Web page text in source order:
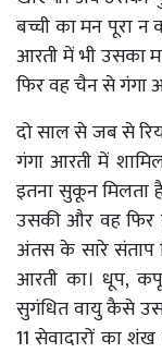
बच्ची का मन पूरा
आरती में भी उसका
फिर वह चैन से गंगा
दो साल से जब से
गंगा आरती में
इतना सुकून मिलता
उसकी और वह फिर
अंतस के सारे संताप
आरती का। धूप,
सुगंधित वायु कैसे
11सेवादारों का